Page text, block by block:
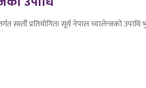
सातौँ प्रतियोगिता सूर्य नेपाल च्यालेन्जको उपाधि